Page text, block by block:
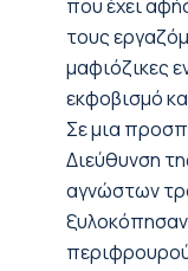
που έχει
τους
μαφιόζικες
εκφοβισμό
Σε μια
Διεύθυνση
αγνώστων